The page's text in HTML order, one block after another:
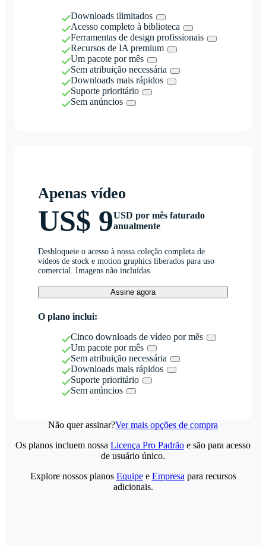
Downloads ilimitados
Acesso completo à biblioteca
Ferramentas de design profissionais
Recursos de IA premium
Um pacote por mês
Sem atribuição necessária
Downloads mais rápidos
Suporte prioritário
Sem anúncios
Apenas vídeo
US$ 9USD por mês faturado
anualmente
Desbloqueie o acesso à nossa coleção completa de
vídeos de stock e motion graphics liberados para uso
comercial. Imagens não incluídas.
Assine agora
O plano inclui:
Cinco downloads de vídeo por mês
Um pacote por mês
Sem atribuição necessária
Downloads mais rápidos
Suporte prioritário
Sem anúncios
Não quer assinar?Ver mais opções de compra
Os planos incluem nossa Licença Pro Padrão e são para acesso
de usuário único.
Explore nossos planos Equipee Empresa para recursos
adicionais.